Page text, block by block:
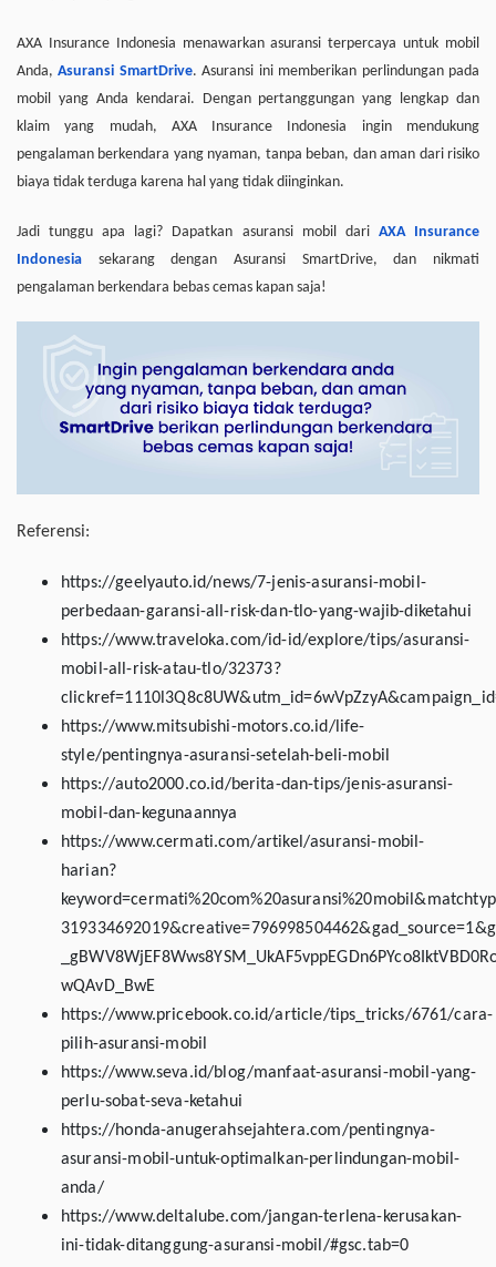
AXA Insurance Indonesia menawarkan asuransi terpercaya untuk mobil
Anda,Asuransi SmartDrive. Asuransi ini memberikan perlindungan pada
mobil yang Anda kendarai. Dengan pertanggungan yang lengkap dan
klaim yang mudah, AXA Insurance Indonesia ingin mendukung
pengalaman berkendara yang nyaman, tanpa beban, dan aman dari risiko
biaya tidak terduga karena hal yang tidak diinginkan.
Jadi tunggu apa lagi? Dapatkan asuransi mobil dari AXA Insurance
Indonesia sekarang dengan Asuransi SmartDrive, dan nikmati
pengalaman berkendara bebas cemas kapan saja!
Referensi:
https://geelyauto.id/news/7-jenis-asuransi-mobil-
perbedaan-garansi-all-risk-dan-tlo-yang-wajib-diketahui
https://www.traveloka.com/id-id/explore/tips/asuransi-
mobil-all-risk-atau-tlo/32373?
https://www.mitsubishi-motors.co.id/life-
style/pentingnya-asuransi-setelah-beli-mobil
https://auto2000.co.id/berita-dan-tips/jenis-asuransi-
mobil-dan-kegunaannya
https://www.cermati.com/artikel/asuransi-mobil-
harian?
wQAvD_BwE
https://www.pricebook.co.id/article/tips_tricks/6761/cara-
pilih-asuransi-mobil
https://www.seva.id/blog/manfaat-asuransi-mobil-yang-
perlu-sobat-seva-ketahui
https://honda-anugerahsejahtera.com/pentingnya-
asuransi-mobil-untuk-optimalkan-perlindungan-mobil-
anda/
https://www.deltalube.com/jangan-terlena-kerusakan-
ini-tidak-ditanggung-asuransi-mobil/#gsc.tab=0